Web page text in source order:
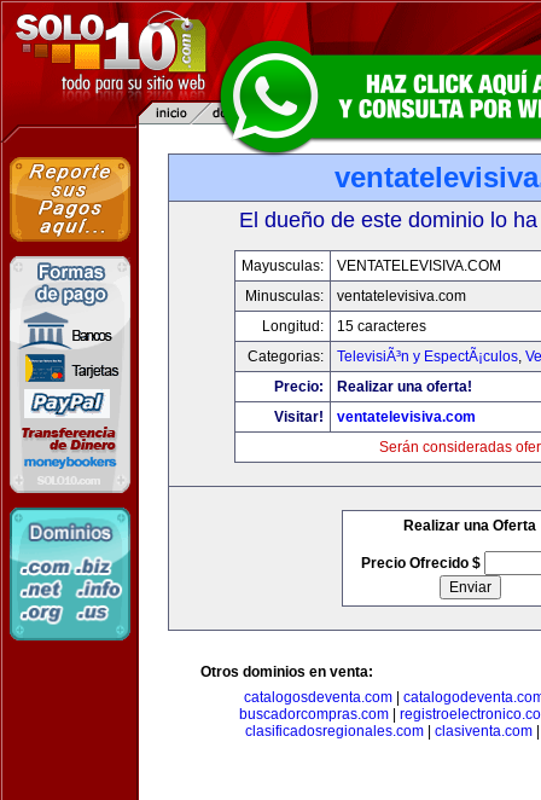
El dueño de este dominio lo
Mayusculas:
VENTATELEVISIVA.COM
Minusculas:
ventatelevisiva.com
Longitud:
15 caracteres
Categorias:
TelevisiÃ³n y EspectÃ¡culos,
Precio:
Realizar una oferta!
Visitar!
ventatelevisiva.com
Serán consideradas
Realizar una Oferta
Precio Ofrecido $
Otros dominios en venta:
catalogosdeventa.com
buscadorcompras.com
clasificadosregionales.com| clasiventa.com